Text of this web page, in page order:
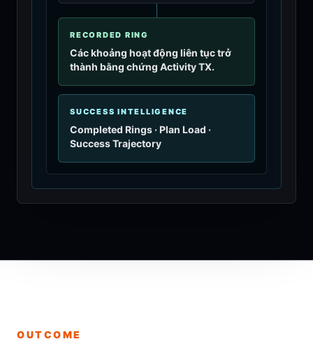
RECORDED RING
Các khoảng hoạt động liên tục trở
thành bằng chứng Activity TX.
SUCCESS INTELLIGENCE
Completed Rings · Plan Load ·
Success Trajectory
OUTCOME